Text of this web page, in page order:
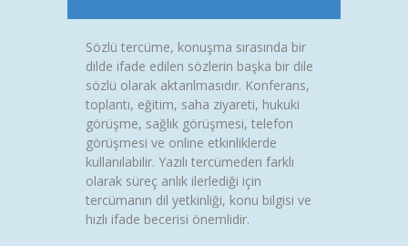
Sözlü tercüme, konuşma sırasında bir
dilde ifade edilen sözlerin başka bir dile
sözlü olarak aktarılmasıdır. Konferans,
toplantı, eğitim, saha ziyareti, hukuki
görüşme, sağlık görüşmesi, telefon
görüşmesi ve online etkinliklerde
kullanılabilir. Yazılı tercümeden farklı
olarak süreç anlık ilerlediği için
tercümanın dil yetkinliği, konu bilgisi ve
hızlı ifade becerisi önemlidir.